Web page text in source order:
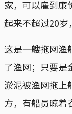
家，可以雇到廉
起来不超过20岁
这是一艘拖网渔
了渔网；只要是
淤泥被渔网拖上
方，有船员晾着